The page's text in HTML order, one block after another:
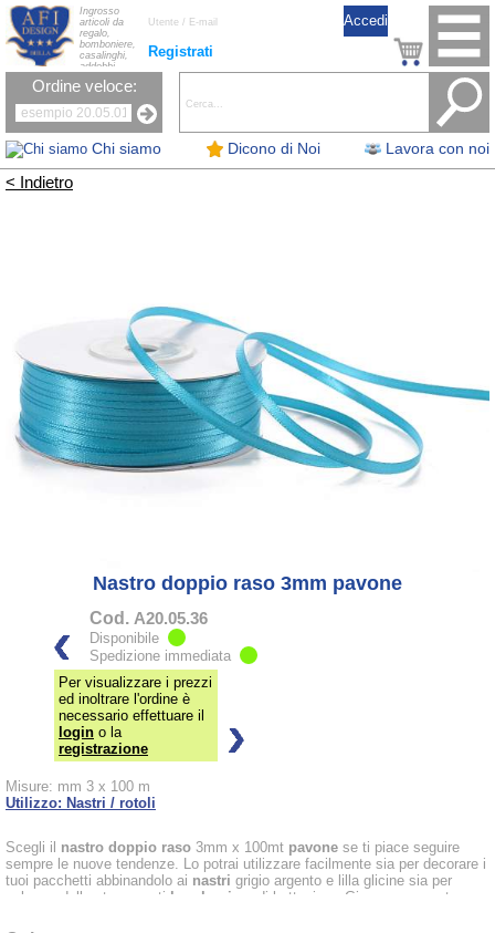
Chi siamo Dicono di Noi Lavora con noi
Registrati
Ingrosso
articoli da
regalo,
bomboniere,
casalinghi,
addobbi
natalizi, nastri,
oggettistica,
la tavola, fiori
artificiali e
candele.
Ordine veloce:
< Indietro
Nastro doppio raso 3mm pavone
Cod. A20.05.36
Disponibile
Spedizione immediata
Per visualizzare i prezzi
ed inoltrare l'ordine è
necessario effettuare il
login o la
registrazione
Misure: mm 3 x 100 m
Utilizzo: Nastri / rotoli
Scegli il nastro doppio raso 3mm x 100mt pavone se ti piace seguire
sempre le nuove tendenze. Lo potrai utilizzare facilmente sia per decorare i
tuoi pacchetti abbinandolo ai nastri grigio argento e lilla glicine sia per
colorare delle stravaganti bomboniere
di battesimo. Gioca con questo